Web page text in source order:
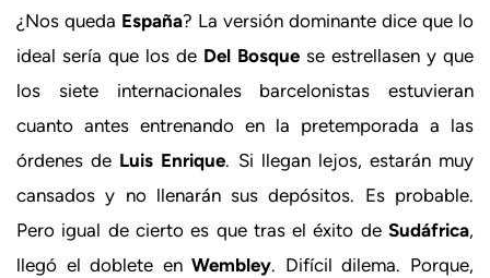
¿Nos queda España? La versión dominante dice que lo
ideal sería que los de Del Bosque se estrellasen y que
los siete internacionales barcelonistas estuvieran
cuanto antes entrenando en la pretemporada a las
órdenes de Luis Enrique. Si llegan lejos, estarán muy
cansados y no llenarán sus depósitos. Es probable.
Pero igual de cierto es que tras el éxito de Sudáfrica,
llegó el doblete enWembley. Difícil dilema. Porque,